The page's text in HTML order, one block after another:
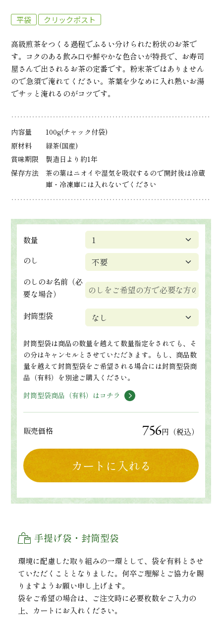
平袋 クリックポスト
高級煎茶をつくる過程でふるい分けられた粉状のお茶で
す。コクのある飲み口や鮮やかな色合いが特長で、お寿司
屋さんで出されるお茶の定番です。粉末茶ではありません
ので急須で淹れてください。茶葉を少なめに入れ熱いお湯
でサッと淹れるのがコツです。
内容量
100g(チャック付袋)
原材料
緑茶(国産)
賞味期限
製造日より約1年
保存方法
茶の葉はニオイや湿気を吸収するので開封後は冷蔵
庫・冷凍庫には入れないでください
数量
のし
のしのお名前（必
要な場合）
封筒型袋
封筒型袋は商品の数量を越えて数量指定をされても、そ
の分はキャンセルとさせていただきます。もし、商品数
量を越えて封筒型袋をご希望される場合には封筒型袋商
品（有料）を別途ご購入ください。
封筒型袋商品（有料）はコチラ
販売価格 756円（税込）
カートに入れる
手提げ袋・封筒型袋
環境に配慮した取り組みの一環として、袋を有料とさせ
ていただくこととなりました。何卒ご理解とご協力を賜
りますようお願い申し上げます。
袋をご希望の場合は、ご注文時に必要枚数をご入力の
上、カートにお入れください。